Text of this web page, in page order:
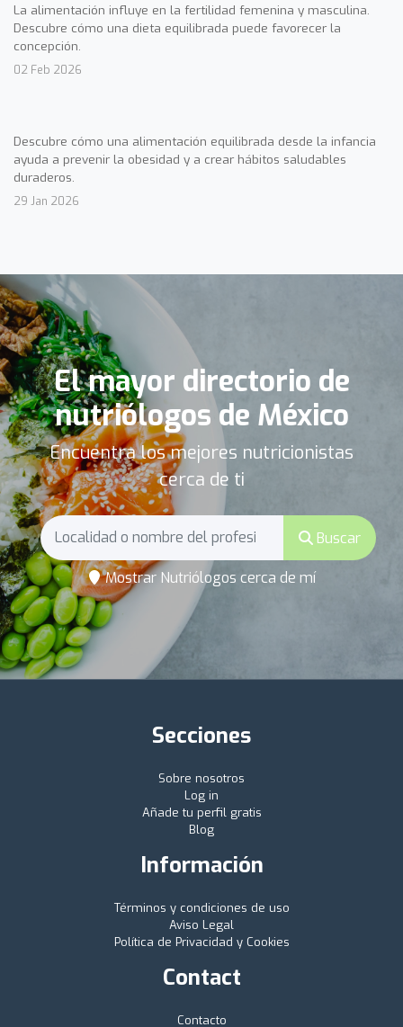
La alimentación influye en la fertilidad femenina y masculina.
Descubre cómo una dieta equilibrada puede favorecer la
concepción.
02 Feb 2026
Descubre cómo una alimentación equilibrada desde la infancia
ayuda a prevenir la obesidad y a crear hábitos saludables
duraderos.
29 Jan 2026
El mayor directorio de
nutriólogos de México
Encuentra los mejores nutricionistas
cerca de ti
Buscar
Mostrar Nutriólogos cerca de mí
Secciones
Sobre nosotros
Log in
Añade tu perfil gratis
Blog
Información
Términos y condiciones de uso
Aviso Legal
Política de Privacidad y Cookies
Contact
Contacto